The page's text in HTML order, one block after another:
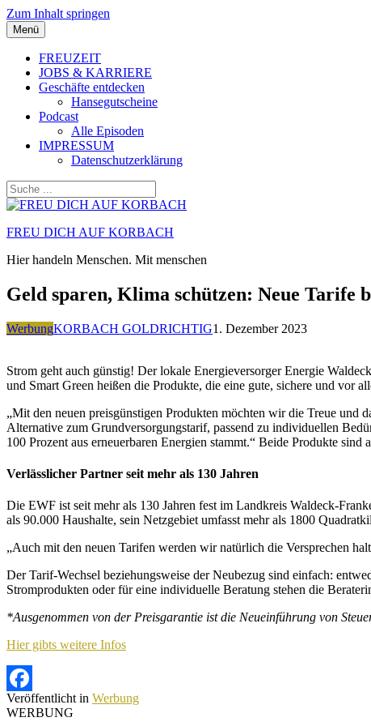
Zum Inhalt springen
Menü
FREUZEIT
JOBS & KARRIERE
Geschäfte entdecken
Hansegutscheine
Podcast
Alle Episoden
IMPRESSUM
Datenschutzerklärung
FREU DICH AUF KORBACH
Hier handeln Menschen. Mit menschen
Geld sparen, Klima schützen: Neue Tarife
WerbungKORBACH GOLDRICHTIG1. Dezember 2023
Strom geht auch günstig! Der lokale Energieversorger Energie
und Smart Green heißen die Produkte, die eine gute, sichere und vor
„Mit den neuen preisgünstigen Produkten möchten wir die Treue und
Alternative zum Grundversorgungstarif, passend zu individuellen
100 Prozent aus erneuerbaren Energien stammt.“ Beide Produkte
Verlässlicher Partner seit mehr als 130 Jahren
Die EWF ist seit mehr als 130 Jahren fest im Landkreis Waldeck-
als 90.000 Haushalte, sein Netzgebiet umfasst mehr als 1800
„Auch mit den neuen Tarifen werden wir natürlich die Versprechen
Der Tarif-Wechsel beziehungsweise der Neubezug sind einfach:
Stromprodukten oder für eine individuelle Beratung stehen die
*Ausgenommen von der Preisgarantie ist die Neueinführung von
Hier gibts weitere Infos
Facebook
Veröffentlicht in Werbung
WERBUNG